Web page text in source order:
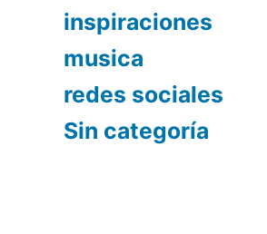
inspiraciones
musica
redes sociales
Sin categoría